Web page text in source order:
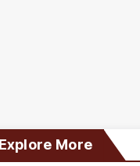
Explore More